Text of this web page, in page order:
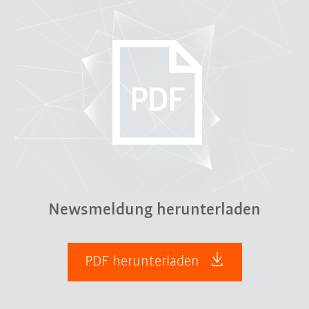
Newsmeldung herunterladen
PDF herunterladen